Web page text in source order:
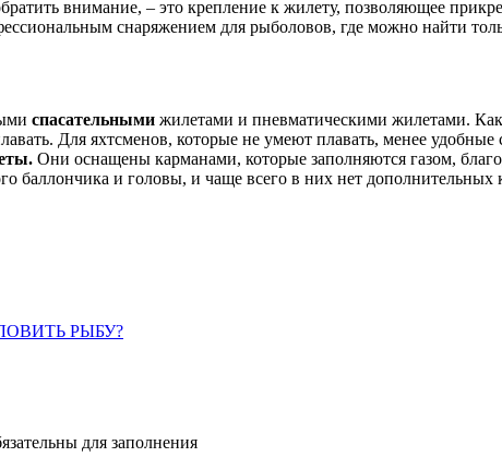
внимание, – это крепление к жилету, позволяющее
снаряжением для рыболовов, где можно найти
спасательными жилетами и пневматическими жилетами.
Для яхтсменов, которые не умеют плавать, менее
Они оснащены карманами, которые заполняются газом,
баллончика и головы, и чаще всего в них нет
РЫБУ?
для заполнения